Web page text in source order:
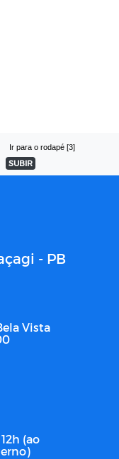
Ir para o rodapé [3]
SUBIR
- PB
Vista
(ao